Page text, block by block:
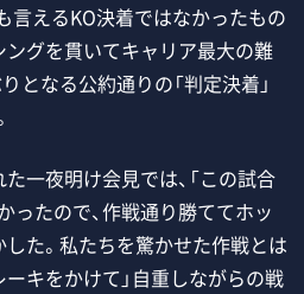
言えるKO決着ではなかったもの
ングを貫いてキャリア最大の難
となる公約通りの「判定決着」
一夜明け会見では、「この試合
ったので、作戦通り勝ててホッ
した。私たちを驚かせた作戦とは
キをかけて」自重しながらの戦